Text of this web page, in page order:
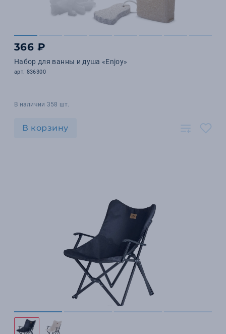
366 ₽
Набор для ванны и душа «Enjoy»
арт. 836300
В наличии 358 шт.
В корзину